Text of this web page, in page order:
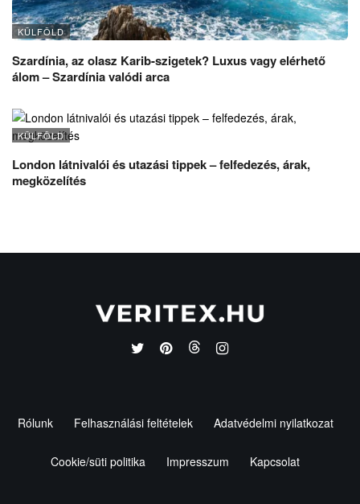
KÜLFÖLD
Szardínia, az olasz Karib-szigetek? Luxus vagy elérhető
álom – Szardínia valódi arca
KÜLFÖLD
London látnivalói és utazási tippek – felfedezés, árak,
megközelítés
Rólunk Felhasználási feltételek Adatvédelmi nyilatkozat
Cookie/süti politika Impresszum Kapcsolat